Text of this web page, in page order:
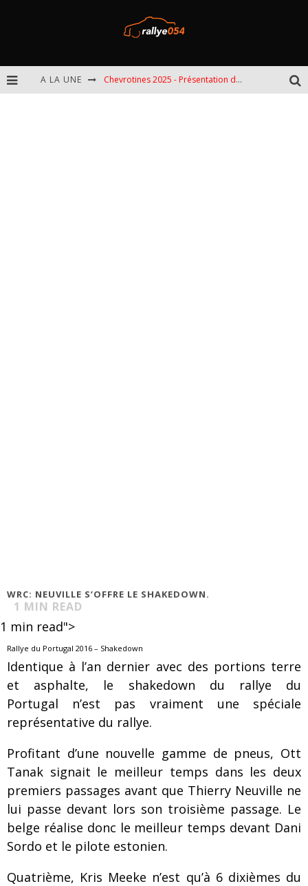
A LA UNE Chevrotines 2025 - Présentation de l'épreuve
WRC: NEUVILLE S’OFFRE LE SHAKEDOWN.
1 MIN READ
1 min read">
Rallye du Portugal 2016 – Shakedown
Identique à l’an dernier avec des portions terre
et asphalte, le shakedown du rallye du
Portugal n’est pas vraiment une spéciale
représentative du rallye.
Profitant d’une nouvelle gamme de pneus, Ott
Tanak signait le meilleur temps dans les deux
premiers passages avant que Thierry Neuville ne
lui passe devant lors son troisième passage. Le
belge réalise donc le meilleur temps devant Dani
Sordo et le pilote estonien.
Quatrième, Kris Meeke n’est qu’à 6 dixièmes du